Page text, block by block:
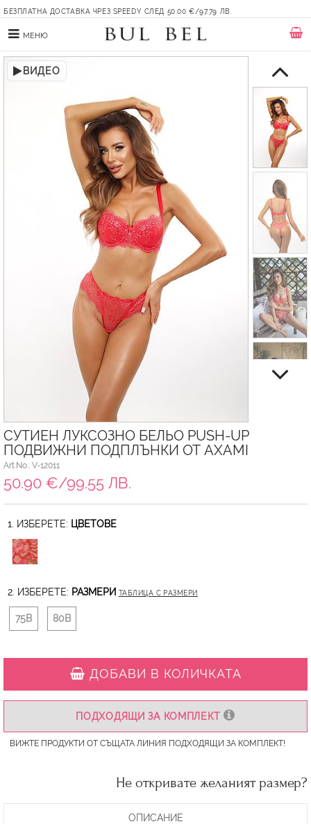
БЕЗПЛАТНА ДОСТАВКА ЧРЕЗ SPEEDY СЛЕД 50.00 €/97.79 ЛВ.
МЕНЮ
ВИДЕО
СУТИЕН ЛУКСОЗНО БЕЛЬО PUSH-UP
ПОДВИЖНИ ПОДПЛЪНКИ ОТ AXAMI
Art.No.: V-12011
50.90 €/99.55 ЛВ.
1. ИЗБЕРЕТЕ: ЦВЕТОВЕ
2. ИЗБЕРЕТЕ: РАЗМЕРИ ТАБЛИЦА С РАЗМЕРИ
75B 80B
ДОБАВИ В КОЛИЧКАТА
ПОДХОДЯЩИ ЗА КОМПЛЕКТ
ВИЖТЕ ПРОДУКТИ ОТ СЪЩАТА ЛИНИЯ ПОДХОДЯЩИ ЗА КОМПЛЕКТ!
Не откривате желаният размер?
ОПИСАНИЕ